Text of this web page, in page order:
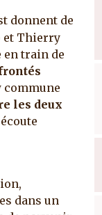
donnent de
et Thierry
en train de
commune
les deux
dans un